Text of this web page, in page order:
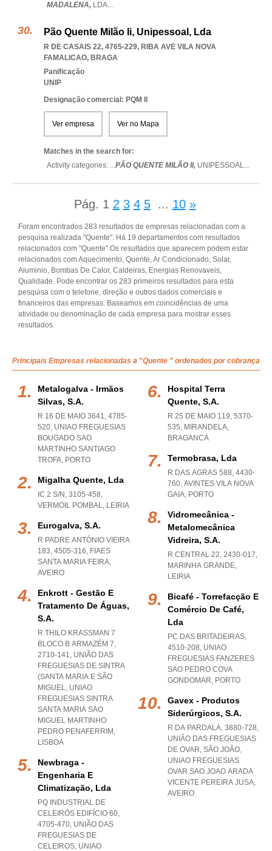
MADALENA, LDA...
Pão Quente Milão Ii, Unipessoal, Lda
R DE CASAIS 22, 4765-229, RIBA AVE VILA NOVA
FAMALICAO, BRAGA
Panificação
UNIP
Designação comercial: PQM II
Ver empresa Ver no Mapa
Matches in the search for:
Activity categories: ...PÃO QUENTE MILÃO II, UNIPESSOAL...
Pág. 1 2 3 4 5 ... 10 »
Foram encontrados 283 resultados de empresas relacionadas com a
pesquisa realizada "Quente". Há 19 departamentos com resultados
relacionados com "Quente".Os resultados que aparecem podem estar
relacionados com Aquecimento, Quente, Ar Condicionado, Solar,
Aluminio, Bombas De Calor, Caldeiras, Energias Renovaveis,
Qualidade. Pode encontrar os 283 primeiros resultados para esta
pesquisa com o telefone, direção e outros dados comerciais e
financeiros das empresas. Baseamos em coincidências de uma
atividade ou denominação de cada empresa para mostrar esses
resultados.
Principais Empresas relacionadas a "Quente " ordenados por cobrança
Metalogalva - Irmãos
Silvas, S.a.
R 16 DE MAIO 3641, 4785-
520, UNIAO FREGUESIAS
BOUGADO SAO
MARTINHO SANTIAGO
TROFA, PORTO
Migalha Quente, Lda
IC 2 S/N, 3105-458,
VERMOIL POMBAL, LEIRIA
Eurogalva, S.a.
R PADRE ANTÓNIO VIEIRA
183, 4505-316, FIAES
SANTA MARIA FEIRA,
AVEIRO
Enkrott - Gestão E
Tratamento De Águas,
S.a.
R THILO KRASSMAN 7
BLOCO B ARMAZÉM 7,
2710-141, UNIÃO DAS
FREGUESIAS DE SINTRA
(SANTA MARIA E SÃO
MIGUEL, UNIAO
FREGUESIAS SINTRA
SANTA MARIA SAO
MIGUEL MARTINHO
PEDRO PENAFERRIM ,
LISBOA
Newbraga -
Engenharia E
Climatização, Lda
PQ INDUSTRIAL DE
CELEIRÓS EDIFÍCIO 60,
4705-470, UNIÃO DAS
FREGUESIAS DE
CELEIROS, UNIAO
Hospital Terra
Quente, S.a.
R 25 DE MAIO 119, 5370-
535, MIRANDELA,
BRAGANCA
Termobrasa, Lda
R DAS AGRAS 588, 4430-
760, AVINTES VILA NOVA
GAIA, PORTO
Vidromecânica -
Metalomecânica
Vidreira, S.a.
R CENTRAL 22, 2430-017,
MARINHA GRANDE,
LEIRIA
Bicafé - Torrefacção E
Comércio De Café,
Lda
PC DAS BRITADEIRAS,
4510-208, UNIAO
FREGUESIAS FANZERES
SAO PEDRO COVA
GONDOMAR, PORTO
Gavex - Produtos
Siderúrgicos, S.a.
R DA PARDALA, 3880-728,
UNIÃO DAS FREGUESIAS
DE OVAR, SÃO JOÃO,
UNIAO FREGUESIAS
OVAR SAO JOAO ARADA
VICENTE PEREIRA JUSA,
AVEIRO